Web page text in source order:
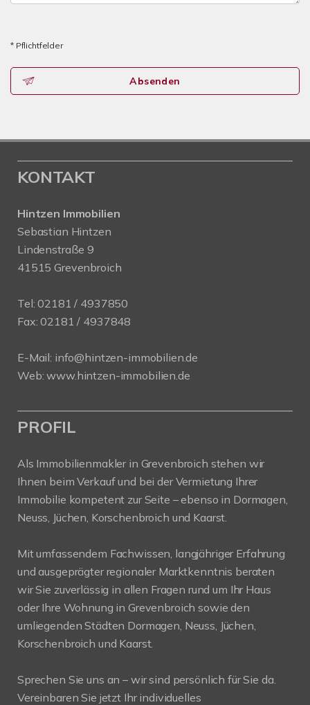
* Pflichtfelder
Absenden
KONTAKT
Hintzen Immobilien
Sebastian Hintzen
Lindenstraße 9
41515 Grevenbroich
Tel:02181 / 4937850
Fax: 02181 / 4937848
E-Mail: info@hintzen-immobilien.de
Web:www.hintzen-immobilien.de
PROFIL
Als Immobilienmakler in Grevenbroich stehen wir
Ihnen beim Verkauf und bei der Vermietung Ihrer
Immobilie kompetent zur Seite – ebenso in Dormagen,
Neuss, Jüchen, Korschenbroich und Kaarst.
Mit umfassendem Fachwissen, langjähriger Erfahrung
und ausgeprägter regionaler Marktkenntnis beraten
wir Sie zuverlässig in allen Fragen rund um Ihr Haus
oder Ihre Wohnung in Grevenbroich sowie den
umliegenden Städten Dormagen, Neuss, Jüchen,
Korschenbroich und Kaarst.
Sprechen Sie uns an – wir sind persönlich für Sie da.
Vereinbaren Sie jetzt Ihr individuelles